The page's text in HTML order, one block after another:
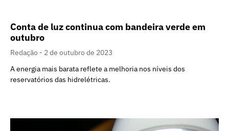
Conta de luz continua com bandeira verde em
outubro
Redação
2 de outubro de 2023
A energia mais barata reflete a melhoria nos níveis dos
reservatórios das hidrelétricas.